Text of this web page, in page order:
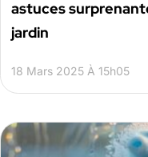
astuces
jardin
18 Mars 2025 À 15h05